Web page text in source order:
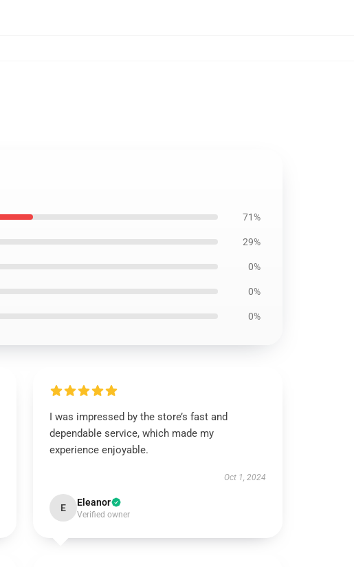
71%
29%
0%
0%
0%
I was impressed by the store’s fast and
dependable service, which made my
experience enjoyable.
Oct 1, 2024
E Eleanor
Verified owner